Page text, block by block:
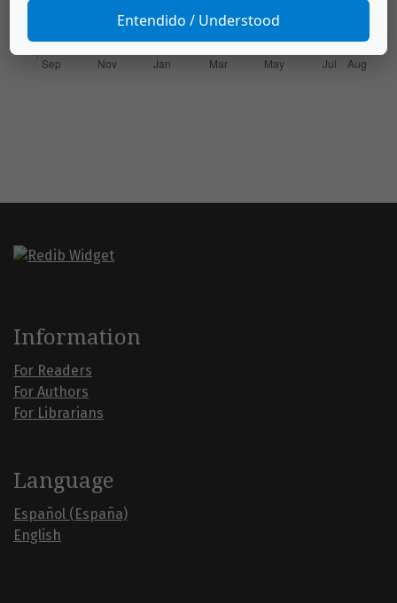
Information
For Readers
For Authors
For Librarians
Language
Español (España)
English
Entendido / Understood